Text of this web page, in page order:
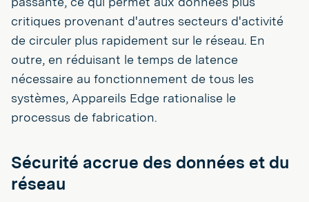
critiques provenant d'autres secteurs d'activité
de circuler plus rapidement sur le réseau. En
outre, en réduisant le temps de latence
nécessaire au fonctionnement de tous les
systèmes, Appareils Edge rationalise le
processus de fabrication.
Sécurité accrue des données et du
réseau